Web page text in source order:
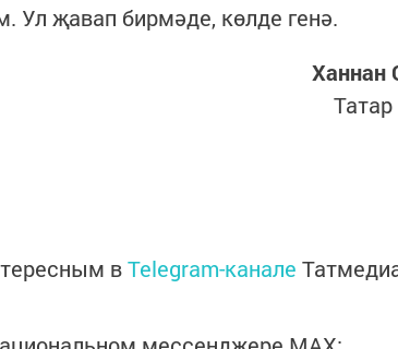
Ул җавап бирмәде, көлде генә.
Ханнан
вTelegram-канале